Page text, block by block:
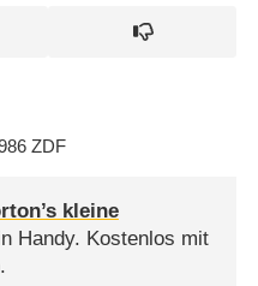
ZDF
kleine
Handy. Kostenlos mit